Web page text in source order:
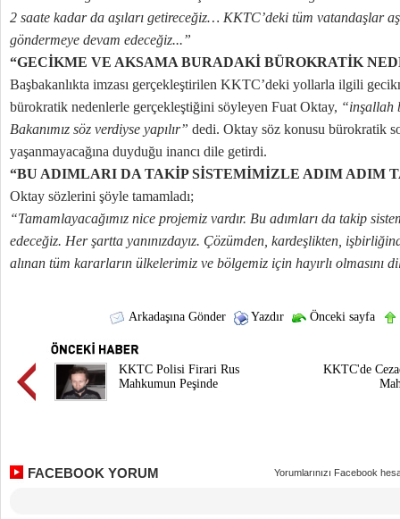
2 saate kadar da aşıları getireceğiz… KKTC’deki tüm vatandaşlar
göndermeye devam edeceğiz...”
“GECİKME VE AKSAMA BURADAKİ BÜROKRATİK
Başbakanlıkta imzası gerçekleştirilen KKTC’deki yollarla ilgili
bürokratik nedenlerle gerçekleştiğini söyleyen Fuat Oktay, “inşallah
Bakanımız söz verdiyse yapılır” dedi. Oktay söz konusu bürokratik
yaşanmayacağına duyduğu inancı dile getirdi.
“BU ADIMLARI DA TAKİP SİSTEMİMİZLE ADIM ADIM
Oktay sözlerini şöyle tamamladı;
“Tamamlayacağımız nice projemiz vardır. Bu adımları da takip
edeceğiz. Her şartta yanınızdayız. Çözümden, kardeşlikten,
alınan tüm kararların ülkelerimiz ve bölgemiz için hayırlı olmasını
Arkadaşına Gönder Yazdır Önceki sayfa
KKTC Polisi Firari Rus
Mahkumun Peşinde
KKTC'de
FACEBOOK YORUM Yorumlarınızı Facebook